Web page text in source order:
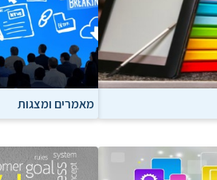
מאמרים ומצגות